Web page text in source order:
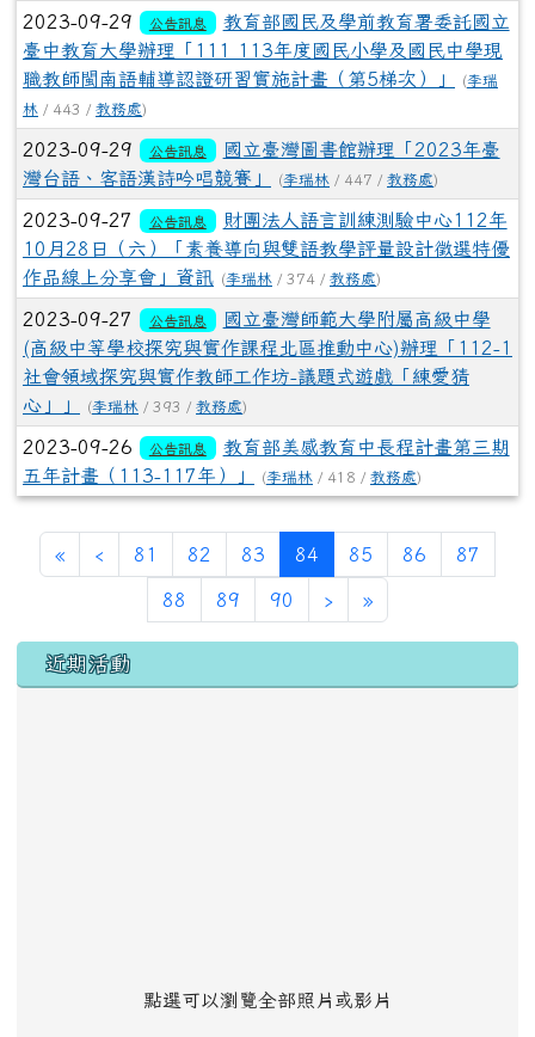
2023-09-29 公告訊息
教育部國民及學前教育署委託國立
臺中教育大學辦理「111 113年度國民小學及國民中學現
職教師閩南語輔導認證研習實施計畫（第5梯次）」
(李瑞
林 / 443 / 教務處)
2023-09-29 公告訊息
國立臺灣圖書館辦理「2023年臺
灣台語、客語漢詩吟唱競賽」
(李瑞林 / 447 / 教務處)
2023-09-27 公告訊息
財團法人語言訓練測驗中心112年
10月28日（六）「素養導向與雙語教學評量設計徵選特優
作品線上分享會」資訊 (李瑞林 / 374 / 教務處)
2023-09-27 公告訊息
國立臺灣師範大學附屬高級中學
(高級中等學校探究與實作課程北區推動中心)辦理「112-1
社會領域探究與實作教師工作坊-議題式遊戲「練愛猜
心」」
(李瑞林 / 393 / 教務處)
2023-09-26 公告訊息
教育部美感教育中長程計畫第三期
五年計畫（113-117年）」
(李瑞林 / 418 / 教務處)
«第一頁
‹ 上一頁
81 82 83 84 (目前頁次)
85 86 87
88 89 90 ›下一頁
»最後頁
左邊區域內容
近期活動
點選可以瀏覽全部照片或影片